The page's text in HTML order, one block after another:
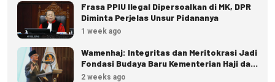
Frasa PPIU Ilegal Dipersoalkan di MK, DPR
Diminta Perjelas Unsur Pidananya
1 week ago
Wamenhaj: Integritas dan Meritokrasi Jadi
Fondasi Budaya Baru Kementerian Haji dan
Umrah
2 weeks ago